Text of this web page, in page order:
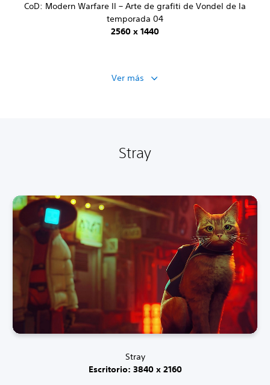
CoD: Modern Warfare II – Arte de grafiti de Vondel de la
temporada 04
2560 x 1440
Ver más
Stray
Stray
Escritorio: 3840 x 2160